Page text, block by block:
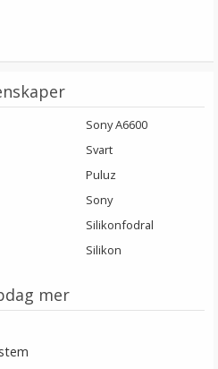
Sony A6600
Svart
Puluz
Sony
Silikonfodral
Silikon
mer